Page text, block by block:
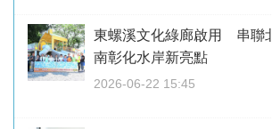
東螺溪文化綠廊啟用 串聯
南彰化水岸新亮點
2026-06-22 15:45